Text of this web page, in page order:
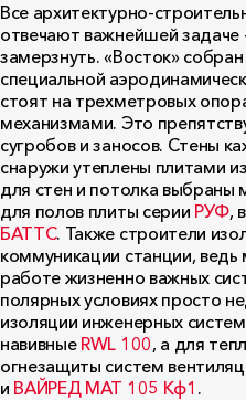
Все архитектурно-
отвечают важнейшей
замерзнуть. «Восток»
специальной
стоят на трехметровых
механизмами. Это
сугробов и заносов. Стены
снаружи утеплены плитами
для стен и потолка выбраны
для полов плиты серии РУФ,
БАТТС. Также строители
коммуникации станции,
работе жизненно важных
полярных условиях просто
изоляции инженерных
навивные RWL 100, а для
огнезащиты систем
и ВАЙРЕД МАТ 105 Кф1 .